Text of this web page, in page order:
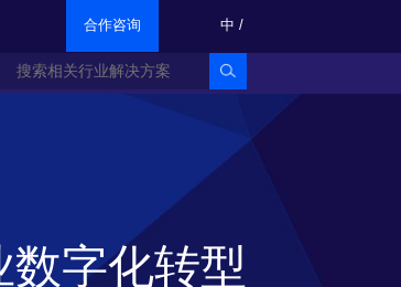
合作咨询 中 /
数字化转型